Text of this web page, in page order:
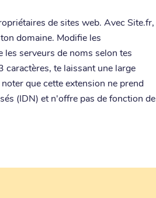
de sites web. Avec Site.fr,
domaine. Modifie les
serveurs de noms selon tes
caractères, te laissant une large
que cette extension ne prend
(IDN) et n'offre pas de fonction de